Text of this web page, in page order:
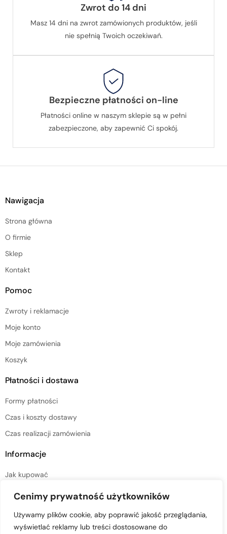
Cenimy prywatność użytkowników
Używamy plików cookie, aby poprawić jakość przeglądania,
wyświetlać reklamy lub treści dostosowane do
Zwrot do 14 dni
Masz 14 dni na zwrot zamówionych produktów, jeśli
nie spełnią Twoich oczekiwań.
Bezpieczne płatności on-line
Płatności online w naszym sklepie są w pełni
zabezpieczone, aby zapewnić Ci spokój.
Nawigacja
Strona główna
O firmie
Sklep
Kontakt
Pomoc
Zwroty i reklamacje
Moje konto
Moje zamówienia
Koszyk
Płatności i dostawa
Formy płatności
Czas i koszty dostawy
Czas realizacji zamówienia
Informacje
Jak kupować
Regulamin sklepu